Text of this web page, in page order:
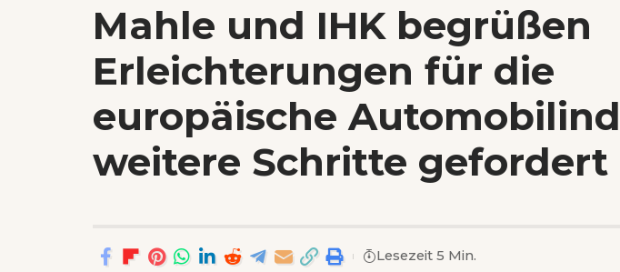
Mahle und IHK begrüßen
Erleichterungen für die
europäische
weitere Schritte gefordert
Lesezeit 5 Min.